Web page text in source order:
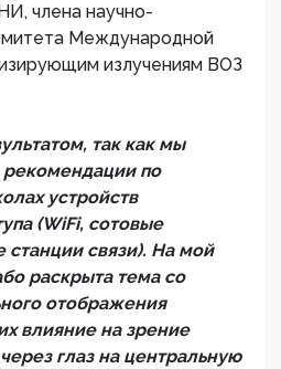
члена научно-
Международной
излучениям ВОЗ
так как мы
рекомендации по
устройств
(WiFi, сотовые
связи). На мой
раскрыта тема со
отображения
влияние на зрение
глаз на центральную